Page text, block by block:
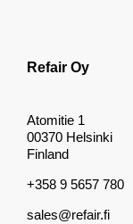
Refair Oy
Atomitie 1
00370 Helsinki
Finland
+358 9 5657 780
sales@refair.fi